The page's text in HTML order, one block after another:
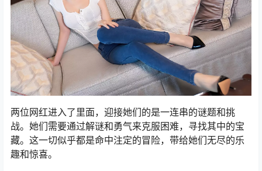
两位网红进入了里面，迎接她们的是一连串的谜题和挑
战。她们需要通过解谜和勇气来克服困难，寻找其中的宝
藏。这一切似乎都是命中注定的冒险，带给她们无尽的乐
趣和惊喜。